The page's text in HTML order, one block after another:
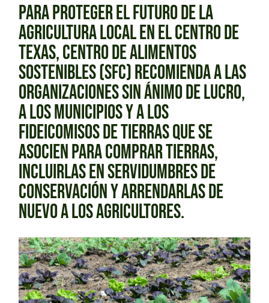
PARA PROTEGER EL FUTURO DE LA
AGRICULTURA LOCAL EN EL CENTRO DE
TEXAS, CENTRO DE ALIMENTOS
SOSTENIBLES (SFC) RECOMIENDA A LAS
ORGANIZACIONES SIN ÁNIMO DE LUCRO,
A LOS MUNICIPIOS Y A LOS
FIDEICOMISOS DE TIERRAS QUE SE
ASOCIEN PARA COMPRAR TIERRAS,
INCLUIRLAS EN SERVIDUMBRES DE
CONSERVACIÓN Y ARRENDARLAS DE
NUEVO A LOS AGRICULTORES.